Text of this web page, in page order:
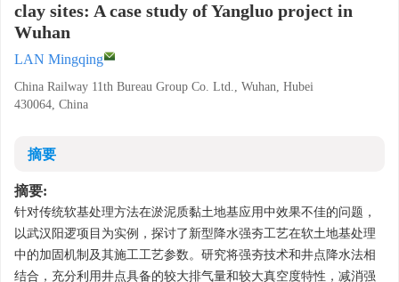
clay sites: A case study of Yangluo project in
Wuhan
LAN Mingqing
China Railway 11th Bureau Group Co. Ltd., Wuhan, Hubei
430064, China
摘要
摘要:
针对传统软基处理方法在淤泥质黏土地基应用中效果不佳的问题，
以武汉阳逻项目为实例，探讨了新型降水强夯工艺在软土地基处理
中的加固机制及其施工工艺参数。研究将强夯技术和井点降水法相
结合，充分利用井点具备的较大排气量和较大真空度特性，减消强